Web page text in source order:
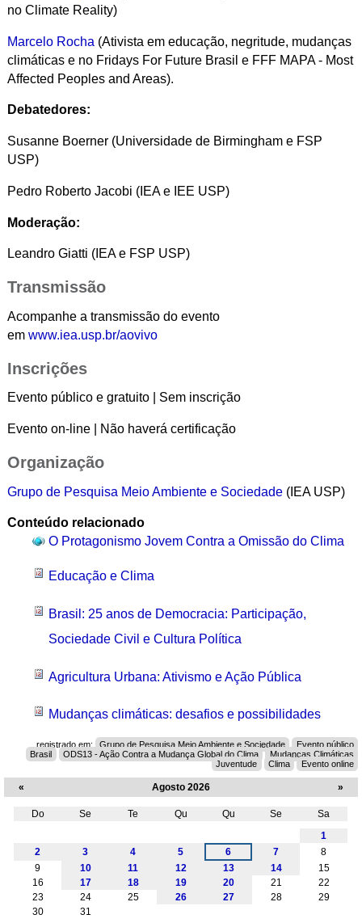
no Climate Reality)
Marcelo Rocha (Ativista em educação, negritude, mudanças
climáticas e no Fridays For Future Brasil e FFF MAPA - Most
Affected Peoples and Areas).
Debatedores:
Susanne Boerner (Universidade de Birmingham e FSP
USP)
Pedro Roberto Jacobi (IEA e IEE USP)
Moderação:
Leandro Giatti (IEA e FSP USP)
Transmissão
Acompanhe a transmissão do evento
em www.iea.usp.br/aovivo
Inscrições
Evento público e gratuito | Sem inscrição
Evento on-line | Não haverá certificação
Organização
Grupo de Pesquisa Meio Ambiente e Sociedade(IEA USP)
Conteúdo relacionado
O Protagonismo Jovem Contra a Omissão do Clima
Educação e Clima
Brasil: 25 anos de Democracia: Participação,
Sociedade Civil e Cultura Política
Agricultura Urbana: Ativismo e Ação Pública
Mudanças climáticas: desafios e possibilidades
registrado em: Grupo de Pesquisa Meio Ambiente e Sociedade
Evento público
Brasil
ODS13 - Ação Contra a Mudança Global do Clima
Mudanças Climáticas
Juventude
Clima Evento online
« Agosto 2026 »
Do Se Te Qu Qu Se
Sa
1
2
3 4 5 6 7
8
9
10 11 12 13 14
15
16
17 18 19 20 21
22
23
24 25 26 27 28
29
30
31